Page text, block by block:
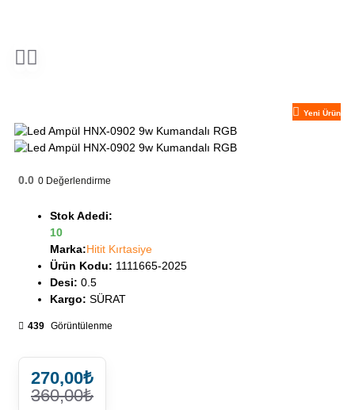
Yeni Ürün
0.0 0 Değerlendirme
Stok Adedi:
10
Marka:Hitit Kırtasiye
Ürün Kodu: 1111665-2025
Desi: 0.5
Kargo: SÜRAT
439 Görüntülenme
270,00₺
360,00₺